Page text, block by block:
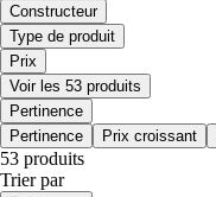
Constructeur
Type de produit
Prix
Voir les 53 produits
Pertinence
Pertinence
Prix croissant
53 produits
Trier par